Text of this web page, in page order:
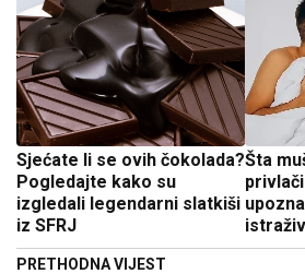
Sjećate li se ovih čokolada?
Pogledajte kako su
izgledali legendarni slatkiši
iz SFRJ
PRETHODNA VIJEST
Šta